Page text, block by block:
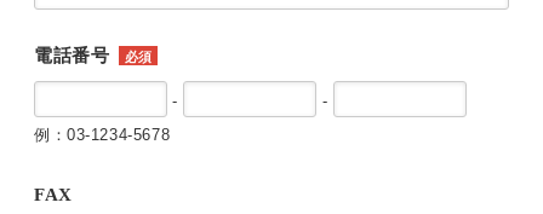
電話番号 必須
-
-
例：03-1234-5678
FAX